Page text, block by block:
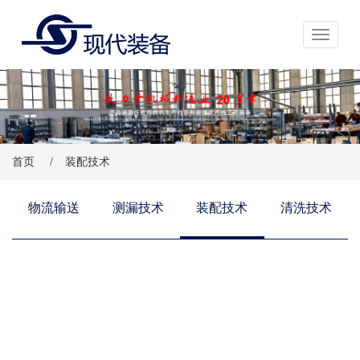
展开导航
首页 / 装配技术
物流输送 测漏技术 装配技术 清洗技术